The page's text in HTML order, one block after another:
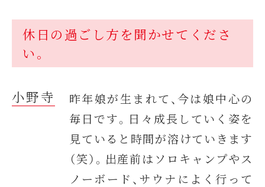
休日の過ごし方を聞かせてくださ
い。
小野寺
昨年娘が生まれて、今は娘中心の
毎日です。日々成長していく姿を
見ていると時間が溶けていきます
（笑）。出産前はソロキャンプやス
ノーボード、サウナによく行って